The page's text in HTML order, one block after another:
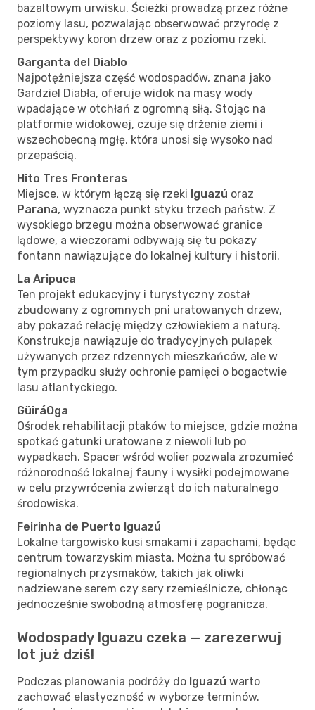
bazaltowym urwisku. Ścieżki prowadzą przez różne
poziomy lasu, pozwalając obserwować przyrodę z
perspektywy koron drzew oraz z poziomu rzeki.
Garganta del Diablo
Najpotężniejsza część wodospadów, znana jako
Gardziel Diabła, oferuje widok na masy wody
wpadające w otchłań z ogromną siłą. Stojąc na
platformie widokowej, czuje się drżenie ziemi i
wszechobecną mgłę, która unosi się wysoko nad
przepaścią.
Hito Tres Fronteras
Miejsce, w którym łączą się rzeki Iguazú oraz
Parana, wyznacza punkt styku trzech państw. Z
wysokiego brzegu można obserwować granice
lądowe, a wieczorami odbywają się tu pokazy
fontann nawiązujące do lokalnej kultury i historii.
La Aripuca
Ten projekt edukacyjny i turystyczny został
zbudowany z ogromnych pni uratowanych drzew,
aby pokazać relację między człowiekiem a naturą.
Konstrukcja nawiązuje do tradycyjnych pułapek
używanych przez rdzennych mieszkańców, ale w
tym przypadku służy ochronie pamięci o bogactwie
lasu atlantyckiego.
GüiráOga
Ośrodek rehabilitacji ptaków to miejsce, gdzie można
spotkać gatunki uratowane z niewoli lub po
wypadkach. Spacer wśród wolier pozwala zrozumieć
różnorodność lokalnej fauny i wysiłki podejmowane
w celu przywrócenia zwierząt do ich naturalnego
środowiska.
Feirinha de Puerto Iguazú
Lokalne targowisko kusi smakami i zapachami, będąc
centrum towarzyskim miasta. Można tu spróbować
regionalnych przysmaków, takich jak oliwki
nadziewane serem czy sery rzemieślnicze, chłonąc
jednocześnie swobodną atmosferę pogranicza.
Wodospady Iguazu czeka — zarezerwuj
lot już dziś!
Podczas planowania podróży do Iguazú warto
zachować elastyczność w wyborze terminów.